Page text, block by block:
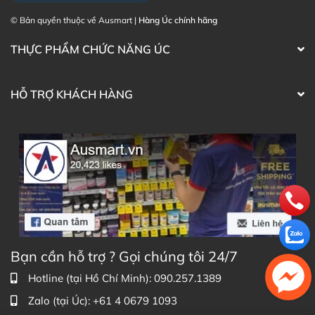
hoặc nguy cơ tiềm ẩn từ hàng giả, hàng kém chất lượng.
lựa chọn TPCN.
Thực phẩm chức năng Úc
1. Chọn theo thương hiệu uy tín
Một số thương hiệu nổi tiếng đến từ Úc đang được yêu
© Bản quyền thuộc về Ausmart | Hàng Úc chính hãng
THỰC PHẨM CHỨC NĂNG ÚC
HỖ TRỢ KHÁCH HÀNG
Bạn cần hỗ trợ ? Gọi chúng tôi 24/7
Hotline (tại Hồ Chí Minh): 090.257.1389
Zalo (tại Úc): +61 4 0679 1093